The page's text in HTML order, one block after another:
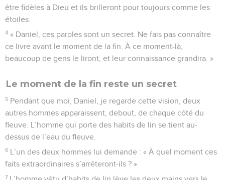
être fidèles à Dieu et ils brilleront pour toujours comme les
étoiles.
4 « Daniel, ces paroles sont un secret. Ne fais pas connaître
ce livre avant le moment de la fin. À ce moment-là,
beaucoup de gens le liront, et leur connaissance grandira. »
Le moment de la fin reste un secret
5 Pendant que moi, Daniel, je regarde cette vision, deux
autres hommes apparaissent, debout, de chaque côté du
fleuve. L’homme qui porte des habits de lin se tient au-
dessus de l’eau du fleuve.
6 L’un des deux hommes lui demande : « À quel moment ces
faits extraordinaires s’arrêteront-ils ? »
7